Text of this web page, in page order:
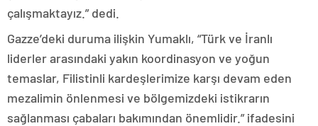
çalışmaktayız.” dedi.
Gazze’deki duruma ilişkin Yumaklı, “Türk ve İranlı
liderler arasındaki yakın koordinasyon ve yoğun
temaslar, Filistinli kardeşlerimize karşı devam eden
mezalimin önlenmesi ve bölgemizdeki istikrarın
sağlanması çabaları bakımından önemlidir.” ifadesini